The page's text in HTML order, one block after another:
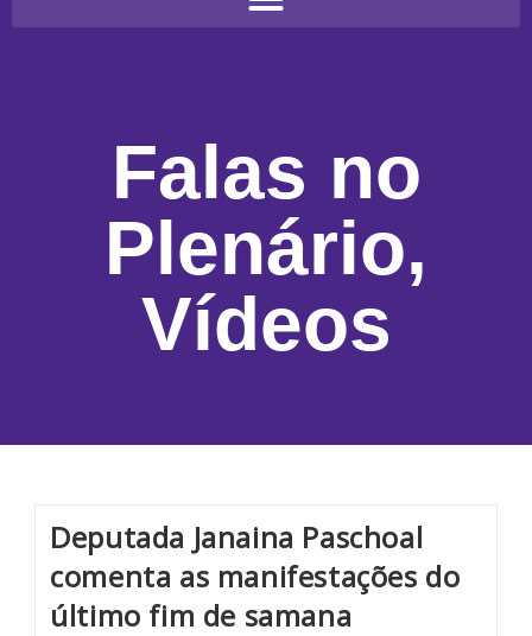
Falas no
Plenário,
Vídeos
Deputada Janaina Paschoal
comenta as manifestações do
último fim de samana